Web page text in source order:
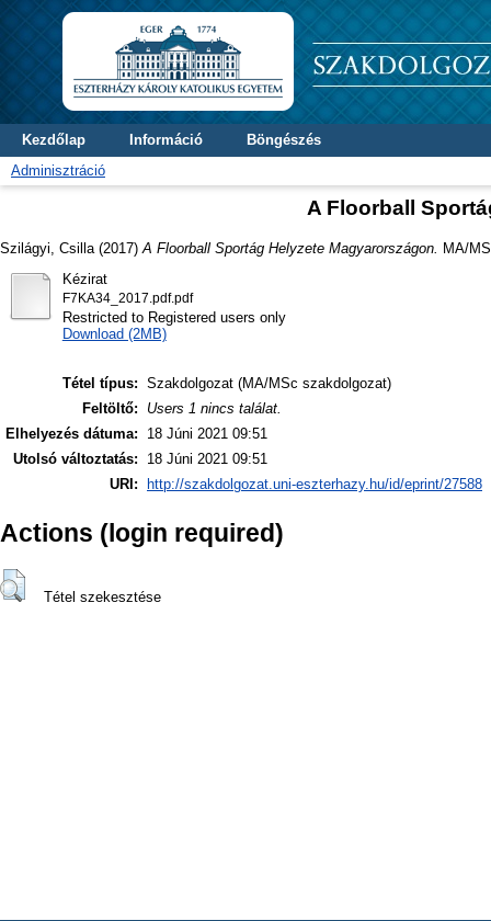
Kezdőlap Információ
Böngészés
Adminisztráció
A Floorball
Szilágyi, Csilla (2017) A Floorball Sportág Helyzete Magyarországon.
MA/
Kézirat
F7KA34_2017.pdf.pdf
Restricted to Registered users only
Download (2MB)
Tétel típus: Szakdolgozat (MA/MSc szakdolgozat)
Feltöltő:
Users 1 nincs találat.
Elhelyezés dátuma:
18 Júni 2021 09:51
Utolsó változtatás:
18 Júni 2021 09:51
URI:
http://szakdolgozat.uni-eszterhazy.hu/id/eprint/27588
Actions (login required)
Tétel szekesztése